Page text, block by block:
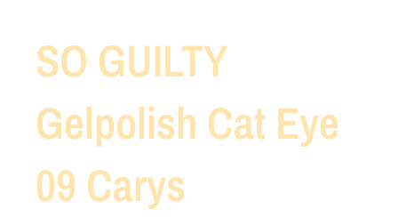
SO GUILTY
Gelpolish Cat Eye
09 Carys